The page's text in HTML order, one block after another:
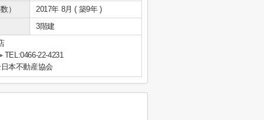
）
2017年 8月 ( 築9年 )
3階建
TEL:0466-22-4231
本不動産協会